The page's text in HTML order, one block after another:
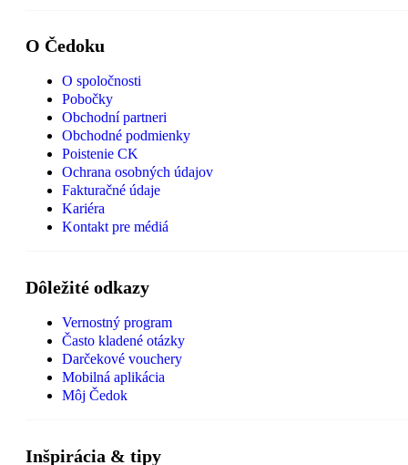
O Čedoku
O spoločnosti
Pobočky
Obchodní partneri
Obchodné podmienky
Poistenie CK
Ochrana osobných údajov
Fakturačné údaje
Kariéra
Kontakt pre médiá
Dôležité odkazy
Vernostný program
Často kladené otázky
Darčekové vouchery
Mobilná aplikácia
Môj Čedok
Inšpirácia & tipy